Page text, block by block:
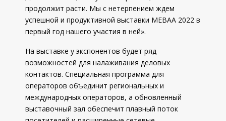
продолжит расти. Мы с нетерпением ждем
успешной и продуктивной выставки MEBAA 2022 в
первый год нашего участия в ней».
На выставке у экспонентов будет ряд
возможностей для налаживания деловых
контактов. Специальная программа для
операторов объединит региональных и
международных операторов, а обновленный
выставочный зал обеспечит плавный поток